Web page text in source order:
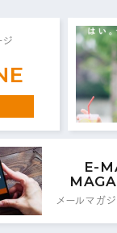
/ 営業・企画・総務
1370 FAX：
商品センター直通
0890 FAX：
E-
メールマガ